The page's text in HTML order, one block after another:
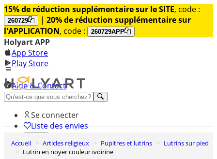
15% de réduction supplémentaire sur le SITE, code :
260729 | 20% de réduction supplémentaire sur
l'APPLICATION, code : 260729APP
Holyart APP
App Store
Play Store
Aide & Contact
Découvrez Premium
Se connecter
Liste des envies
0
Panier
Accueil Articles religieux Pupitres et lutrins
Lutrins sur pied
Lutrin en noyer couleur ivoirine